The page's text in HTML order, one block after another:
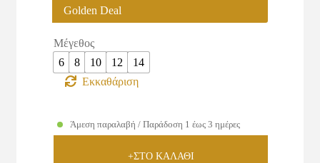
€34.00.
Golden Deal
Μέγεθος
6
8 10 12
14
Εκκαθάριση
Άμεση παραλαβή / Παράδοση 1 έως 3 ημέρες
+ΣΤΟ ΚΑΛΑΘΙ